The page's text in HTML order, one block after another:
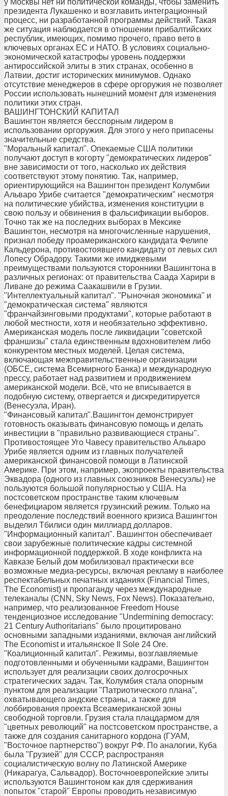
у Москвы нет ни политической команды, чтобы заменить
президента Лукашенко и возглавить интеграционный
процесс, ни разработанной программы действий. Такая
же ситуация наблюдается в отношении прибалтийских
республик, имеющих, помимо прочего, право вето в
ключевых органах ЕС и НАТО. В условиях социально-
экономической катастрофы уровень поддержки
антироссийской элиты в этих странах, особенно в
Латвии, достиг исторических минимумов. Однако
отсутствие менеджеров в сфере оргоружия не позволяет
России использовать нынешний момент для изменения
политики этих стран.
ВАШИНГТОНСКИЙ КАПИТАЛ
Вашингтон является бесспорным лидером в
использовании оргоружия. Для этого у него припасены
значительные средства.
"Моральный капитал". Опекаемые США политики
получают доступ в когорту "демократических лидеров"
вне зависимости от того, насколько их действия
соответствуют этому понятию. Так, например,
ориентирующийся на Вашингтон президент Колумбии
Альваро Урибе считается "демократическим" несмотря
на политические убийства, изменения конституции в
свою пользу и обвинения в фальсификации выборов.
Точно так же на последних выборах в Мексике
Вашингтон, несмотря на многочисленные нарушения,
признал победу проамериканского кандидата Фелипе
Кальдерона, противостоявшего кандидату от левых сил
Лопесу Обрадору. Такими же имиджевыми
преимуществами пользуются сторонники Вашингтона в
различных регионах: от правительства Саада Харири в
Ливане до режима Саакашвили в Грузии.
"Интеллектуальный капитал". "Рыночная экономика" и
"демократическая система" являются
"франчайзинговыми продуктами", которые работают в
любой местности, хотя и необязательно эффективно.
Американская модель после ликвидации "советской
франшизы" стала единственным вдохновителем либо
конкурентом местных моделей. Целая система,
включающая межправительственные организации
(ОБСЕ, система Всемирного Банка) и международную
прессу, работает над развитием и продвижением
американской модели. Всё, что не вписывается в
подобную систему, отвергается и дискредитируется
(Венесуэла, Иран).
"Финансовый капитал".Вашингтон демонстрирует
готовность оказывать финансовую помощь и делать
инвестиции в "правильно развивающиеся страны".
Противостоящее Уго Чавесу правительство Альваро
Урибе является одним из главных получателей
американской финансовой помощи в Латинской
Америке. При этом, например, экопроекты правительства
Эквадора (одного из главных союзников Венесуэлы) не
пользуются большой популярностью у США. На
постсоветском пространстве таким ключевым
бенефициаром является грузинский режим. Только на
преодоление последствий военного кризиса Вашингтон
выделил Тбилиси один миллиард долларов.
"Информационный капитал". Вашингтон обеспечивает
свои зарубежные политические кадры системной
информационной поддержкой. В ходе конфликта на
Кавказе Белый дом мобилизовал практически все
возможные медиа-ресурсы, включая рекламу в наиболее
респектабельных печатных изданиях (Financial Times,
The Economist) и пропаганду через международные
телеканалы (CNN, Sky News, Fox News). Показательно,
например, что реализованное Freedom House
тенденциозное исследование "Undermining democracy:
21 Century Authoritarians" было процитировано
основными западными изданиями, включая английский
The Economist и итальянское Il Sole 24 Ore.
"Коалиционный капитал". Режимы, возглавляемые
подготовленными и обученными кадрами, Вашингтон
использует для реализации своих долгосрочных
стратегических задач. Так, Колумбия стала опорным
пунктом для реализации "Патриотического плана",
охватывающего андские страны, а также для
лоббирования проекта Всеамериканской зоны
свободной торговли. Грузия стала плацдармом для
"цветных революций" на постсоветском пространстве, а
также для создания санитарного кордона (ГУАМ,
"Восточное партнерство") вокруг РФ. По аналогии, Куба
была "Грузией" для СССР, распространяя
социалистическую волну по Латинской Америке
(Никарагуа, Сальвадор). Восточноевропейские элиты
используются Вашингтоном как для сдерживания
попыток "старой" Европы проводить независимую